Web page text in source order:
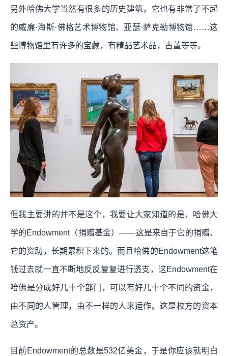
另外哈佛大学当然有很多的历史建筑，它也有非常了不起
的威廉·海斯·佛格艺术博物馆、亚瑟·萨克勒博物馆……这
些博物馆里有许多的宝藏，有精品艺术品，古董等等。
但我主要讲的并不是这个，我要让大家知道的是，哈佛大
学的Endowment（捐赠基金）——这是来自于它的捐赠、
它的资助，长期累积下来的。而且哈佛的Endowment这笔
钱过去就一直不断地反反复复进行透支，这Endowment在
哈佛是分成好几十个部门，可以有好几十个不同的资金，
由不同的人管理，由不一样的人来运作。这是校方的资本
总资产。
目前Endowment的总数是532亿美金，于是你应该就明白